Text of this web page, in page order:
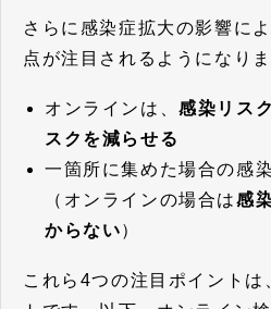
さらに感染症拡大の影響に
点が注目されるようになりま
オンラインは、感染リス
スクを減らせる
一箇所に集めた場合の感
（オンラインの場合は感
からない）
これら4つの注目ポイントは